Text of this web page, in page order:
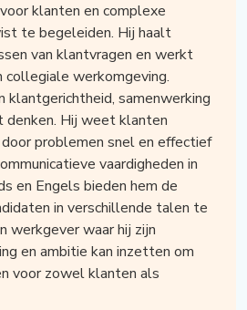
klanten en complexe
te begeleiden. Hij haalt
van klantvragen en werkt
collegiale werkomgeving.
klantgerichtheid, samenwerking
denken. Hij weet klanten
problemen snel en effectief
vaardigheden in
en Engels bieden hem de
in verschillende talen te
werkgever waar hij zijn
en ambitie kan inzetten om
voor zowel klanten als